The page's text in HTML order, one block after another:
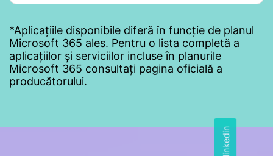
*Aplicațiile disponibile diferă în funcție de planul
Microsoft 365 ales. Pentru o lista completă a
aplicațiilor și serviciilor incluse în planurile
Microsoft 365 consultați pagina oficială a
producătorului.